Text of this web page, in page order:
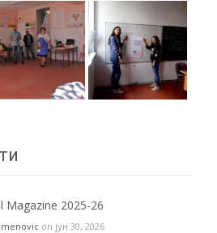
Magazine 2025-26
on јун 30, 2026